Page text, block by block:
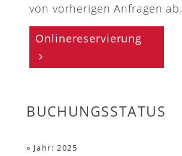
von vorherigen Anfragen ab.
Onlinereservierung
BUCHUNGSSTATUS
» Jahr: 2025